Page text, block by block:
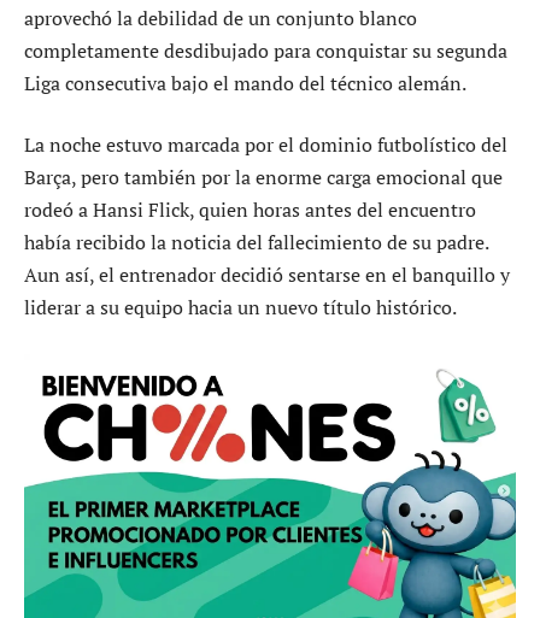
aprovechó la debilidad de un conjunto blanco
completamente desdibujado para conquistar su segunda
Liga consecutiva bajo el mando del técnico alemán.
La noche estuvo marcada por el dominio futbolístico del
Barça, pero también por la enorme carga emocional que
rodeó a Hansi Flick, quien horas antes del encuentro
había recibido la noticia del fallecimiento de su padre.
Aun así, el entrenador decidió sentarse en el banquillo y
liderar a su equipo hacia un nuevo título histórico.